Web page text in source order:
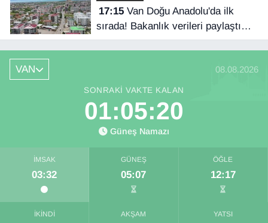
17:15Van Doğu Anadolu'da ilk
sırada! Bakanlık verileri paylaştı…
VAN 08.08.2026
SONRAKI VAKTE KALAN
01:05:19
Güneş Namazı
İMSAK
03:32
GÜNEŞ
05:07
ÖĞLE
12:17
İKINDI AKŞAM YATSI